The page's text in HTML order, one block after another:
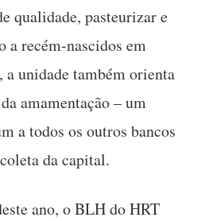
qualidade, pasteurizar e
recém-nascidos em
a unidade também orienta
amamentação – um
a todos os outros bancos
da capital.
ano, o BLH do HRT